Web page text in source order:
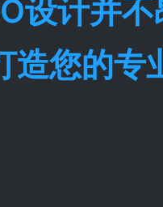
设计并不
您的专